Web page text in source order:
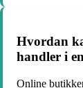
Hvordan
handler i
Online